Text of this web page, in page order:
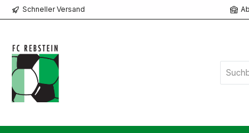
Zur Hauptnavigation springen
Schneller Versand